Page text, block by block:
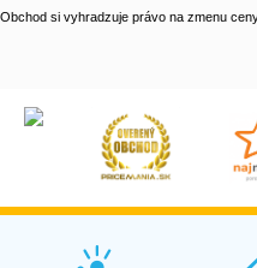
Obchod si vyhradzuje právo na zmenu